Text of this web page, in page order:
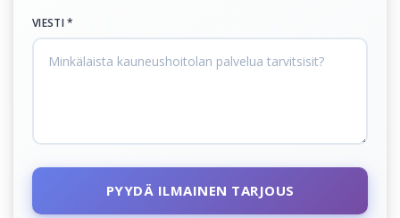
VIESTI *
PYYDÄ ILMAINEN TARJOUS